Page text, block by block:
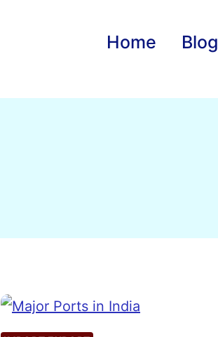
Home Blog